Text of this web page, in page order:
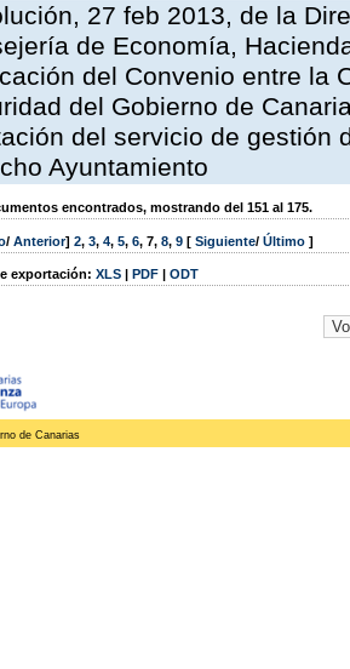
27 feb 2013, de la
de Economía,
del Convenio entre la
del Gobierno de
del servicio de gestión
Ayuntamiento
encontrados, mostrando del 151 al 175.
/ Anterior] 2, 3, 4, 5, 6, 7, 8, 9 [ Siguiente/ Último ]
exportación: XLS | PDF | ODT
de Canarias